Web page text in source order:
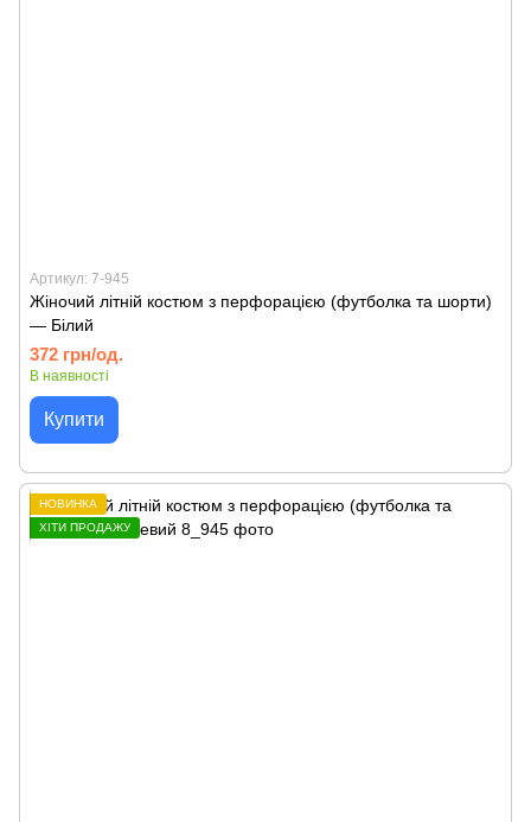
Артикул: 7-945
Жіночий літній костюм з перфорацією (футболка та шорти)
— Білий
372 грн/од.
В наявності
Купити
НОВИНКА
ХІТИ ПРОДАЖУ